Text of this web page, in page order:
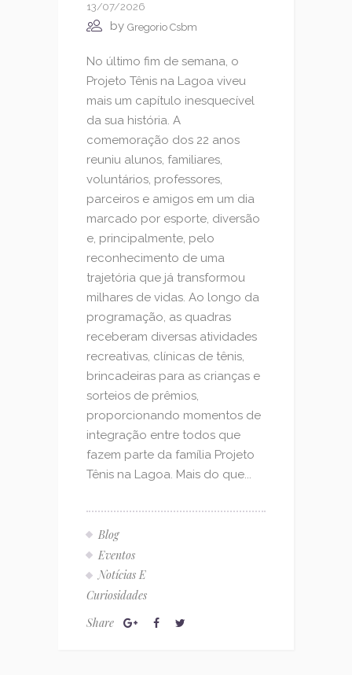
13/07/2026
by Gregorio Csbm
No último fim de semana, o
Projeto Tênis na Lagoa viveu
mais um capítulo inesquecível
da sua história. A
comemoração dos 22 anos
reuniu alunos, familiares,
voluntários, professores,
parceiros e amigos em um dia
marcado por esporte, diversão
e, principalmente, pelo
reconhecimento de uma
trajetória que já transformou
milhares de vidas. Ao longo da
programação, as quadras
receberam diversas atividades
recreativas, clínicas de tênis,
brincadeiras para as crianças e
sorteios de prêmios,
proporcionando momentos de
integração entre todos que
fazem parte da família Projeto
Tênis na Lagoa. Mais do que...
Blog
Eventos
Notícias E
Curiosidades
Share